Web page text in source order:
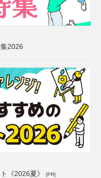
2026
《2026夏》 [PR]